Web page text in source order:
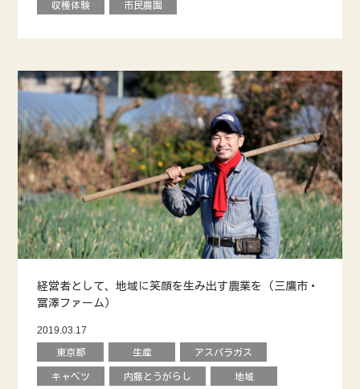
収穫体験 市民農園
経営者として、地域に笑顔を生み出す農業を (三鷹市・
冨澤ファーム)
2019.03.17
東京都 生産 アスパラガス
キャベツ 内藤とうがらし 地域